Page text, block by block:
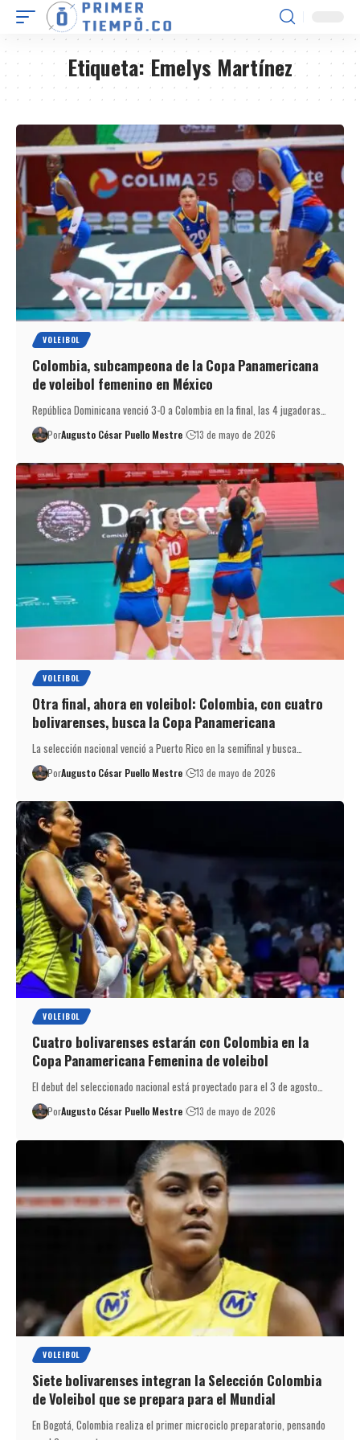
Etiqueta:Emelys Martínez
VOLEIBOL
Colombia, subcampeona de la Copa Panamericana
de voleibol femenino en México
República Dominicana venció 3-0 a Colombia en la final, las 4 jugadoras…
PorAugusto César Puello Mestre 13 de mayo de 2026
VOLEIBOL
Otra final, ahora en voleibol: Colombia, con cuatro
bolivarenses, busca la Copa Panamericana
La selección nacional venció a Puerto Rico en la semifinal y busca…
PorAugusto César Puello Mestre 13 de mayo de 2026
VOLEIBOL
Cuatro bolivarenses estarán con Colombia en la
Copa Panamericana Femenina de voleibol
El debut del seleccionado nacional está proyectado para el 3 de agosto…
PorAugusto César Puello Mestre 13 de mayo de 2026
VOLEIBOL
Siete bolivarenses integran la Selección Colombia
de Voleibol que se prepara para el Mundial
En Bogotá, Colombia realiza el primer microciclo preparatorio, pensando